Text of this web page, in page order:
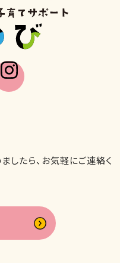
したら、お気軽にご連絡く